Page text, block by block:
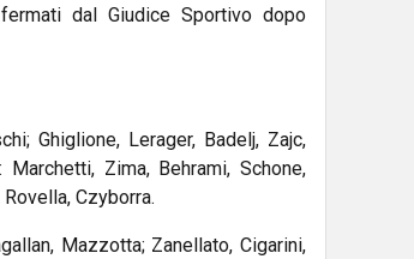
dal Giudice Sportivo dopo
Ghiglione, Lerager, Badelj, Zajc,
Zima, Behrami, Schone,
Czyborra.
Mazzotta; Zanellato, Cigarini,